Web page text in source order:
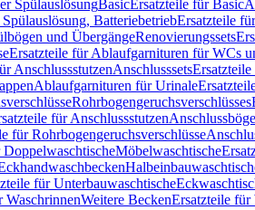
SpülauslösungBasicErsatzteile für Basic
BatteriebetriebErsatzteile
und ÜbergängeRenovierungssets
Ersatzteile für Ablaufgarnituren für WCs
AnschlussstutzenAnschlusssets
Ablaufgarnituren für Urinale
Rohrbogengeruchsverschlüsses
für Anschlussstutzen
für Rohrbogengeruchsverschlüsse
Möbelwaschtische
für Unterbauwaschtische
WaschrinnenWeitere BeckenErsatzteile für